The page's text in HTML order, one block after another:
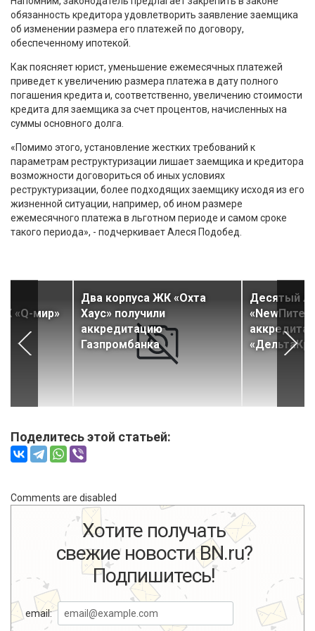
обязанность кредитора удовлетворить заявление заемщика
об изменении размера его платежей по договору,
обеспеченному ипотекой.
Как поясняет юрист, уменьшение ежемесячных платежей
приведет к увеличению размера платежа в дату полного
погашения кредита и, соответственно, увеличению стоимости
кредита для заемщика за счет процентов, начисленных на
суммы основного долга.
«Помимо этого, установление жестких требований к
параметрам реструктуризации лишает заемщика и кредитора
возможности договориться об иных условиях
реструктуризации, более подходящих заемщику исходя из его
жизненной ситуации, например, об ином размере
ежемесячного платежа в льготном периоде и самом сроке
такого периода», - подчеркивает Алеся Подобед.
«Q-мир»
Два корпуса ЖК «Охта
Хаус» получили
аккредитацию
Газпромбанка
Десятый
Поделитесь этой статьей:
Comments are disabled
Хотите получать
свежие новости BN.ru?
Подпишитесь!
email: